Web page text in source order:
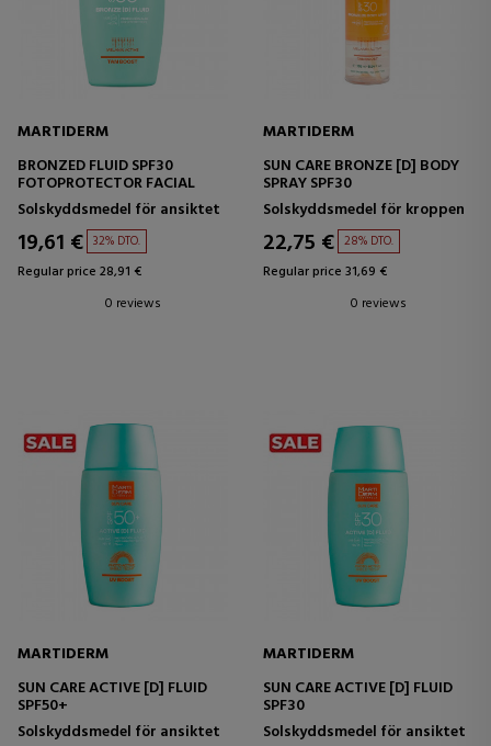
MARTIDERM
BRONZED FLUID SPF30
FOTOPROTECTOR FACIAL
Solskyddsmedel för ansiktet
19,61 € 32% DTO.
Regular price 28,91 €
0 reviews
MARTIDERM
SUN CARE BRONZE [D] BODY
SPRAY SPF30
Solskyddsmedel för kroppen
22,75 € 28% DTO.
Regular price 31,69 €
0 reviews
MARTIDERM
SUN CARE ACTIVE [D] FLUID
SPF50+
Solskyddsmedel för ansiktet
MARTIDERM
SUN CARE ACTIVE [D] FLUID
SPF30
Solskyddsmedel för ansiktet